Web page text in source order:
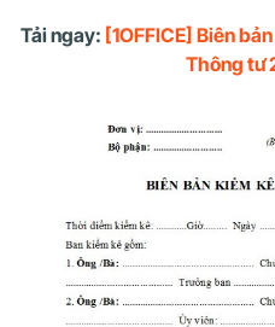
Tải ngay: [1OFFICE] Biên
Thông tư